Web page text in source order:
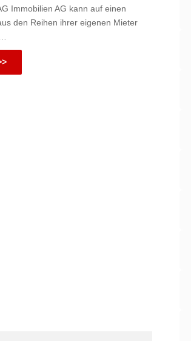
Immobilien AG kann auf einen
den Reihen ihrer eigenen Mieter